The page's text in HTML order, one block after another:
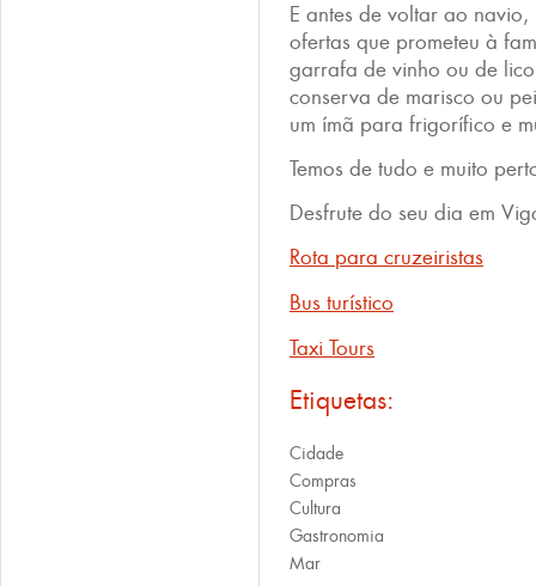
E antes de voltar ao
ofertas que prometeu à
garrafa de vinho ou de
conserva de marisco ou
um ímã para frigorífico e
Temos de tudo e muito
Desfrute do seu dia em
Rota para cruzeiristas
Bus turístico
Taxi Tours
Etiquetas:
Cidade
Compras
Cultura
Gastronomia
Mar